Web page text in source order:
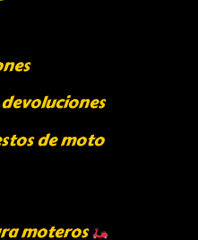
de moto
moteros